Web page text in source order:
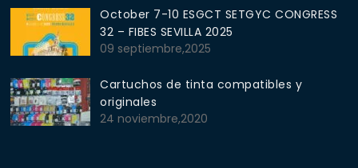
October 7-10 ESGCT SETGYC CONGRESS
32 – FIBES SEVILLA 2025
09 septiembre,2025
Cartuchos de tinta compatibles y
originales
24 noviembre,2020